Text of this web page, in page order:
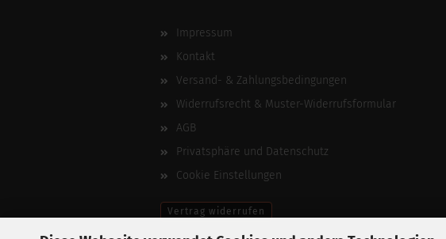
Impressum
Kontakt
Versand- & Zahlungsbedingungen
Widerrufsrecht & Muster-Widerrufsformular
AGB
Privatsphäre und Datenschutz
Cookie Einstellungen
Vertrag widerrufen